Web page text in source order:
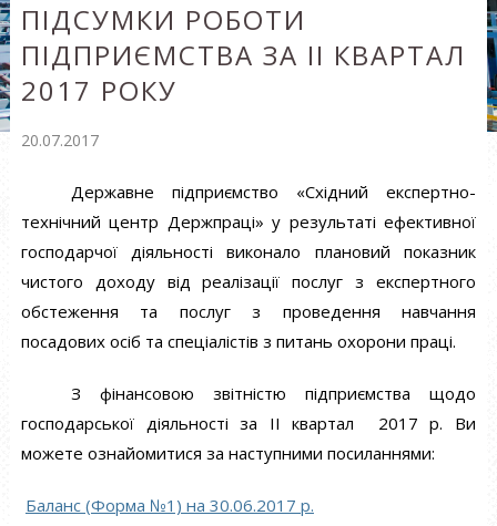
ПІДСУМКИ РОБОТИ
ПІДПРИЄМСТВА ЗА ІI КВАРТАЛ
2017 РОКУ
20.07.2017
Державне підприємство «Східний експертно-
технічний центр Держпраці» у результаті ефективної
господарчої діяльності виконало плановий показник
чистого доходу від реалізації послуг з експертного
обстеження та послуг з проведення навчання
посадових осіб та спеціалістів з питань охорони праці.
З фінансовою звітністю підприємства щодо
господарської діяльності за II квартал 2017 р. Ви
можете ознайомитися за наступними посиланнями:
Баланс (Форма №1) на 30.06.2017 р.